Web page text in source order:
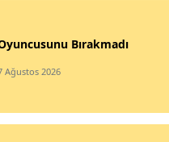
Bırakmadı
Ağustos 2026